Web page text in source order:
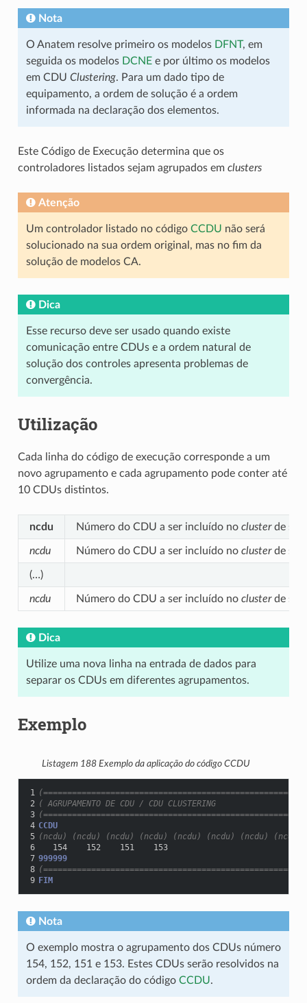
Nota
O Anatem resolve primeiro os modelos DFNT, em
seguida os modelos DCNEe por último os modelos
em CDU Clustering. Para um dado tipo de
equipamento, a ordem de solução é a ordem
informada na declaração dos elementos.
Este Código de Execução determina que os
controladores listados sejam agrupados em clusters
Atenção
Um controlador listado no código CCDU não será
solucionado na sua ordem original, mas no fim da
solução de modelos CA.
Dica
Esse recurso deve ser usado quando existe
comunicação entre CDUs e a ordem natural de
solução dos controles apresenta problemas de
convergência.
Utilização
Cada linha do código de execução corresponde a um
novo agrupamento e cada agrupamento pode conter até
10 CDUs distintos.
ncdu Número do CDU a ser incluído no clusterde
ncdu Número do CDU a ser incluído no clusterde
(…)
ncdu Número do CDU a ser incluído no clusterde
Dica
Utilize uma nova linha na entrada de dados para
separar os CDUs em diferentes agrupamentos.
Exemplo
Listagem 188 Exemplo da aplicação do código CCDU
1
2 ( AGRUPAMENTO DE CDU / CDU CLUSTERING
3
4 CCDU
5 (ncdu) (ncdu) (ncdu) (ncdu) (ncdu) (ncdu) (ncdu) (ncdu)
6
   154    152    151    153
7 999999
8
9 FIM
Nota
O exemplo mostra o agrupamento dos CDUs número
154, 152, 151 e 153. Estes CDUs serão resolvidos na
ordem da declaração do código CCDU.